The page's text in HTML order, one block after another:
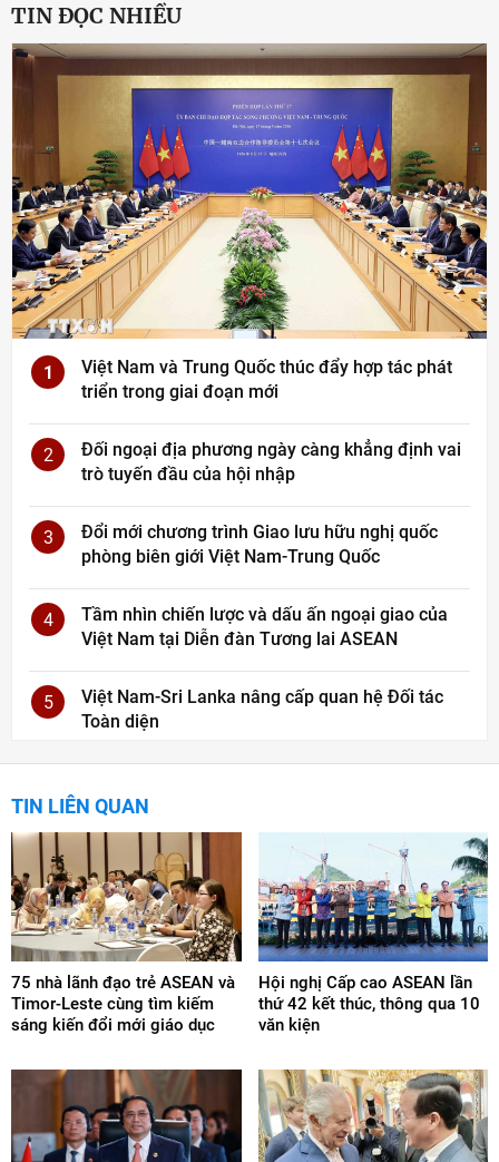
TIN ĐỌC NHIỀU
1
Việt Nam và Trung Quốc thúc đẩy hợp tác phát
triển trong giai đoạn mới
2
Đối ngoại địa phương ngày càng khẳng định vai
trò tuyến đầu của hội nhập
3
Đổi mới chương trình Giao lưu hữu nghị quốc
phòng biên giới Việt Nam-Trung Quốc
4
Tầm nhìn chiến lược và dấu ấn ngoại giao của
Việt Nam tại Diễn đàn Tương lai ASEAN
5
Việt Nam-Sri Lanka nâng cấp quan hệ Đối tác
Toàn diện
TIN LIÊN QUAN
75 nhà lãnh đạo trẻ ASEAN và
Timor-Leste cùng tìm kiếm
sáng kiến đổi mới giáo dục
Hội nghị Cấp cao ASEAN lần
thứ 42 kết thúc, thông qua 10
văn kiện